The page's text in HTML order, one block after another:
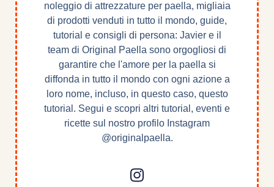
noleggio di attrezzature per paella, migliaia
di prodotti venduti in tutto il mondo, guide,
tutorial e consigli di persona: Javier e il
team di Original Paella sono orgogliosi di
garantire che l'amore per la paella si
diffonda in tutto il mondo con ogni azione a
loro nome, incluso, in questo caso, questo
tutorial. Segui e scopri altri tutorial, eventi e
ricette sul nostro profilo Instagram
@originalpaella.